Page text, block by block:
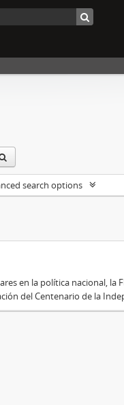
search options
en la política nacional, la
del Centenario de la